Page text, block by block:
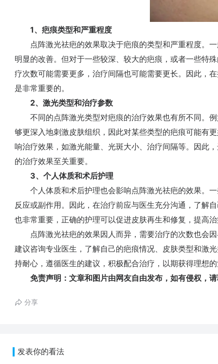
1、疤痕类型和严重程度
点阵激光祛疤的效果取决于疤痕的类型和严重程度。
明显的改善。但对于一些较深、较大的疤痕，或者一些特
疗次数可能需要更多，治疗间隔也可能需要更长。因此，
是非常重要的。
2、激光类型和治疗参数
不同的点阵激光类型对疤痕的治疗效果也有所不同。例
够更深入地刺激皮肤组织，因此对某些类型的疤痕可能有
响治疗效果，如激光能量、光斑大小、治疗间隔等。因此
的治疗效果至关重要。
3、个人体质和术后护理
个人体质和术后护理也会影响点阵激光祛疤的效果。一
反应或副作用。因此，在治疗前应与医生充分沟通，了解
也非常重要，正确的护理可以促进皮肤再生和修复，提高
点阵激光祛疤的效果因人而异，需要治疗的次数也会因
建议咨询专业医生，了解自己的疤痕情况、皮肤类型和激
持耐心，遵循医生的建议，积极配合治疗，以期获得理想
免责声明：文章和图片由网友自由发布，如有侵权，请
分享
发表你的看法